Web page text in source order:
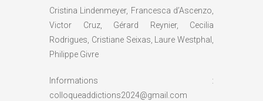
Cristina Lindenmeyer, Francesca d’Ascenzo,
Victor Cruz, Gérard Reynier, Cecilia
Rodrigues, Cristiane Seixas, Laure Westphal,
Philippe Givre
Informations :
colloqueaddictions2024@gmail.com